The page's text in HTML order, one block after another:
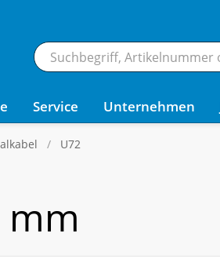
Service Unternehmen
U72
mm